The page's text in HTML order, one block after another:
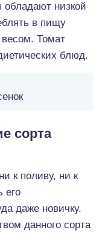
обладают низкой
в пищу
Томат
блюд.
сорта
к поливу, ни к
его
даже новичку.
данного сорта